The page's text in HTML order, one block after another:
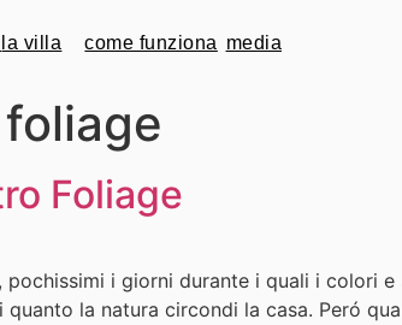
la villa come funziona media
foliage
Foliage
pochissimi i giorni durante i quali i colori
quanto la natura circondi la casa. Peró